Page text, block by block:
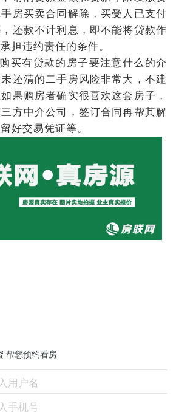
房买卖合同解除，买受人已支付
还款不计利息，即不能将贷款作
担违约责任的条件。
买有贷款的房子要注意什么的介
还清的二手房风险非常大，不建
果购房者确实很喜欢这套房子，
方中介公司，签订合同再帮其解
好交易凭证等。
帮您预约看房